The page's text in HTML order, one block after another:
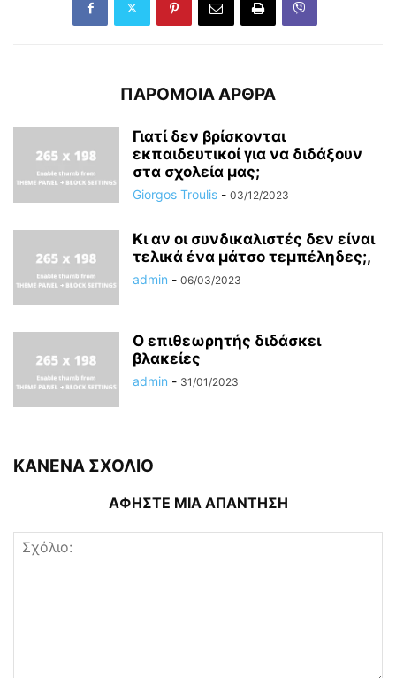
ΠΑΡΟΜΟΙΑ ΑΡΘΡΑ
Γιατί δεν βρίσκονται
εκπαιδευτικοί για να διδάξουν
στα σχολεία μας;
Giorgos Troulis - 03/12/2023
Κι αν οι συνδικαλιστές δεν είναι
τελικά ένα μάτσο τεμπέληδες;,
admin - 06/03/2023
Ο επιθεωρητής διδάσκει
βλακείες
admin - 31/01/2023
ΚΑΝΕΝΑ ΣΧΟΛΙΟ
ΑΦΗΣΤΕ ΜΙΑ ΑΠΑΝΤΗΣΗ